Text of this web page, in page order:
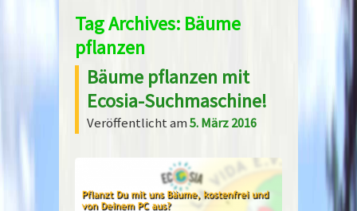
Tag Archives: Bäume
pflanzen
Bäume pflanzen mit
Ecosia-Suchmaschine!
Veröffentlicht am5. März 2016